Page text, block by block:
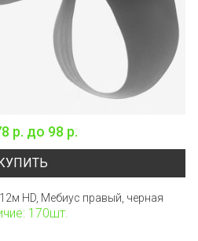
р. до 98 р.
HD, Мебиус правый, черная
170шт.